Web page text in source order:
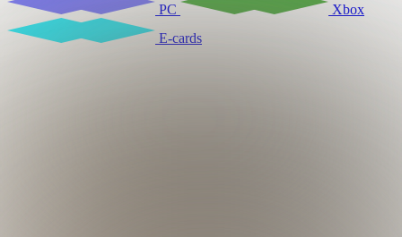
PC
Xbox
E-cards